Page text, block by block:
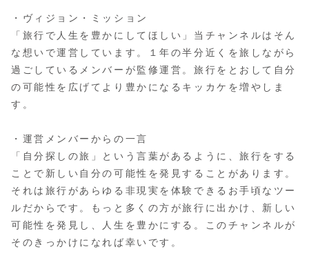
・ヴィジョン・ミッション
「旅行で人生を豊かにしてほしい」当チャンネルはそん
な想いで運営しています。１年の半分近くを旅しながら
過ごしているメンバーが監修運営。旅行をとおして自分
の可能性を広げてより豊かになるキッカケを増やしま
す。
・運営メンバーからの一言
「自分探しの旅」という言葉があるように、旅行をする
ことで新しい自分の可能性を発見することがあります。
それは旅行があらゆる非現実を体験できるお手頃なツー
ルだからです。もっと多くの方が旅行に出かけ、新しい
可能性を発見し、人生を豊かにする。このチャンネルが
そのきっかけになれば幸いです。